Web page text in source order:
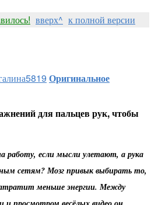
вверх^ к полной версии
Оригинальное
для пальцев рук, чтобы
работу, если мысли улетают, а рука
сетям? Мозг привык выбирать то,
меньше энергии. Между